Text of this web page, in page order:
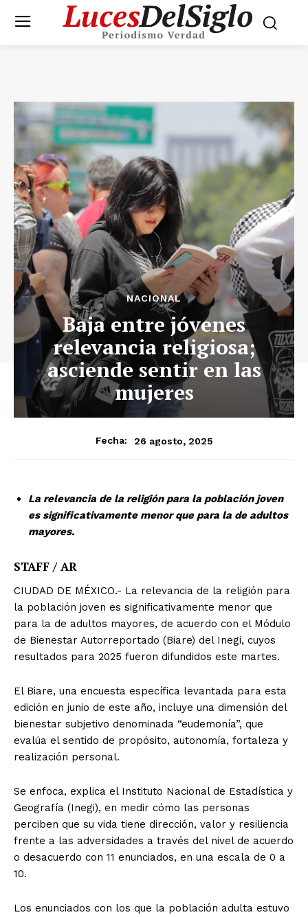
NACIONAL
Baja entre jóvenes
relevancia religiosa;
asciende sentir en las
mujeres
Fecha: 26 agosto, 2025
La relevancia de la religión para la población joven
es significativamente menor que para la de adultos
mayores.
STAFF / AR
CIUDAD DE MÉXICO.- La relevancia de la religión para
la población joven es significativamente menor que
para la de adultos mayores, de acuerdo con el Módulo
de Bienestar Autorreportado (Biare) del Inegi, cuyos
resultados para 2025 fueron difundidos este martes.
El Biare, una encuesta específica levantada para esta
edición en junio de este año, incluye una dimensión del
bienestar subjetivo denominada “eudemonía”, que
evalúa el sentido de propósito, autonomía, fortaleza y
realización personal.
Se enfoca, explica el Instituto Nacional de Estadística y
Geografía (Inegi), en medir cómo las personas
perciben que su vida tiene dirección, valor y resiliencia
frente a las adversidades a través del nivel de acuerdo
o desacuerdo con 11 enunciados, en una escala de 0 a
10.
Los enunciados con los que la población adulta estuvo